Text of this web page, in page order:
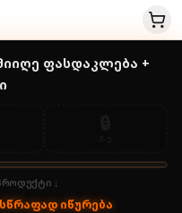
ფასდაკლება +
↓
იწურება